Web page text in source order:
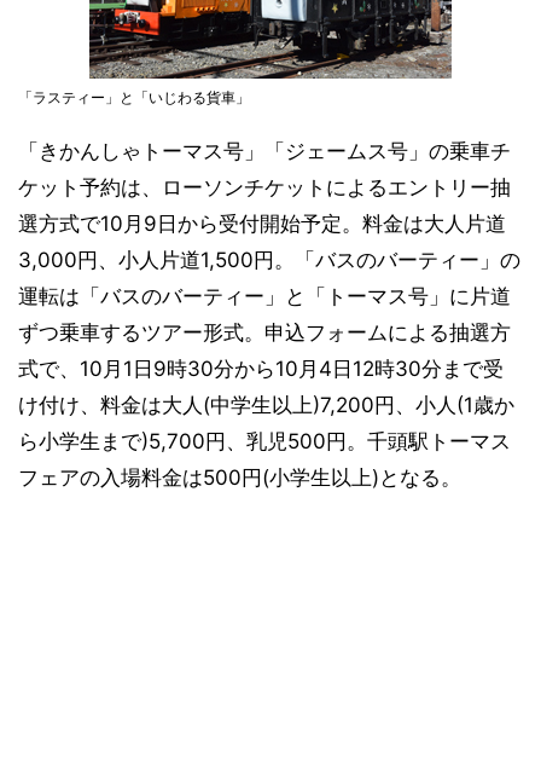
「ラスティー」と「いじわる貨車」
「きかんしゃトーマス号」「ジェームス号」の乗車チ
ケット予約は、ローソンチケットによるエントリー抽
選方式で10月9日から受付開始予定。料金は大人片道
3,000円、小人片道1,500円。「バスのバーティー」の
運転は「バスのバーティー」と「トーマス号」に片道
ずつ乗車するツアー形式。申込フォームによる抽選方
式で、10月1日9時30分から10月4日12時30分まで受
け付け、料金は大人(中学生以上)7,200円、小人(1歳か
ら小学生まで)5,700円、乳児500円。千頭駅トーマス
フェアの入場料金は500円(小学生以上)となる。